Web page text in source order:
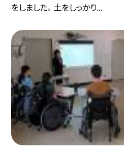
をしました。 土をしっかり...